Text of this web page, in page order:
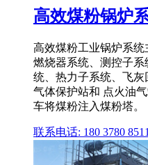
高效煤粉锅炉
高效煤粉工业锅炉系
燃烧器系统、测控子
统、热力子系统、飞
气体保护站和 点火油
车将煤粉注入煤粉塔。
联系电话: 180 3780 8511